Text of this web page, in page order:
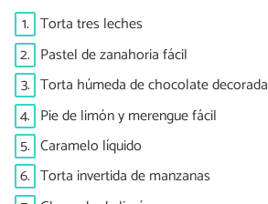
1. Torta tres leches
2. Pastel de zanahoria fácil
3. Torta húmeda de chocolate decorada
4. Pie de limón y merengue fácil
5. Caramelo líquido
6. Torta invertida de manzanas